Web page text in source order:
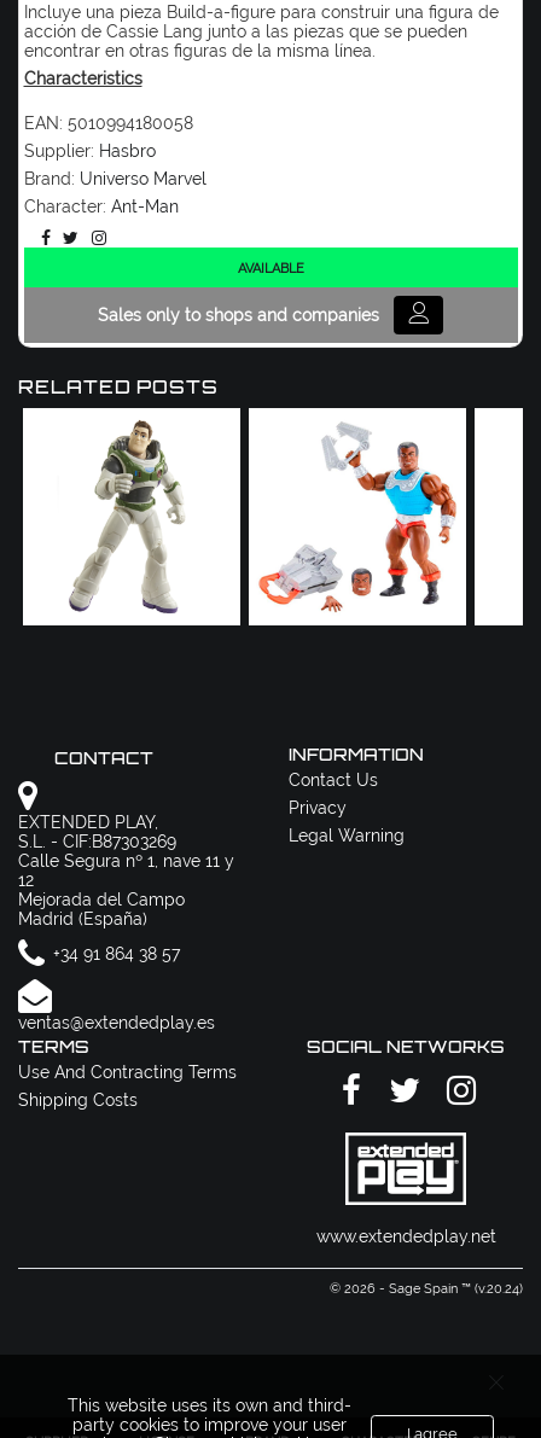
Incluye una pieza Build-a-figure para construir una figura de
acción de Cassie Lang junto a las piezas que se pueden
encontrar en otras figuras de la misma línea.
Characteristics
EAN: 5010994180058
Supplier: Hasbro
Brand: Universo Marvel
Character: Ant-Man
AVAILABLE
Sales only to shops and companies
RELATED POSTS
CONTACT
EXTENDED PLAY,
S.L. - CIF:B87303269
Calle Segura nº 1, nave 11 y
12
Mejorada del Campo
Madrid (España)
+34 91 864 38 57
ventas@extendedplay.es
INFORMATION
Contact Us
Privacy
Legal Warning
TERMS
Use And Contracting Terms
Shipping Costs
SOCIAL NETWORKS
www.extendedplay.net
© 2026 - Sage Spain ™ (v.20.24)
This website uses its own and third-
party cookies to improve your user
I agree